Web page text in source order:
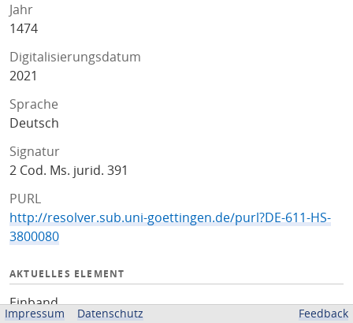
Jahr
1474
Digitalisierungsdatum
2021
Sprache
Deutsch
Signatur
2 Cod. Ms. jurid. 391
PURL
http://resolver.sub.uni-goettingen.de/purl?DE-611-HS-
3800080
AKTUELLES ELEMENT
Einband
Impressum Datenschutz Feedback